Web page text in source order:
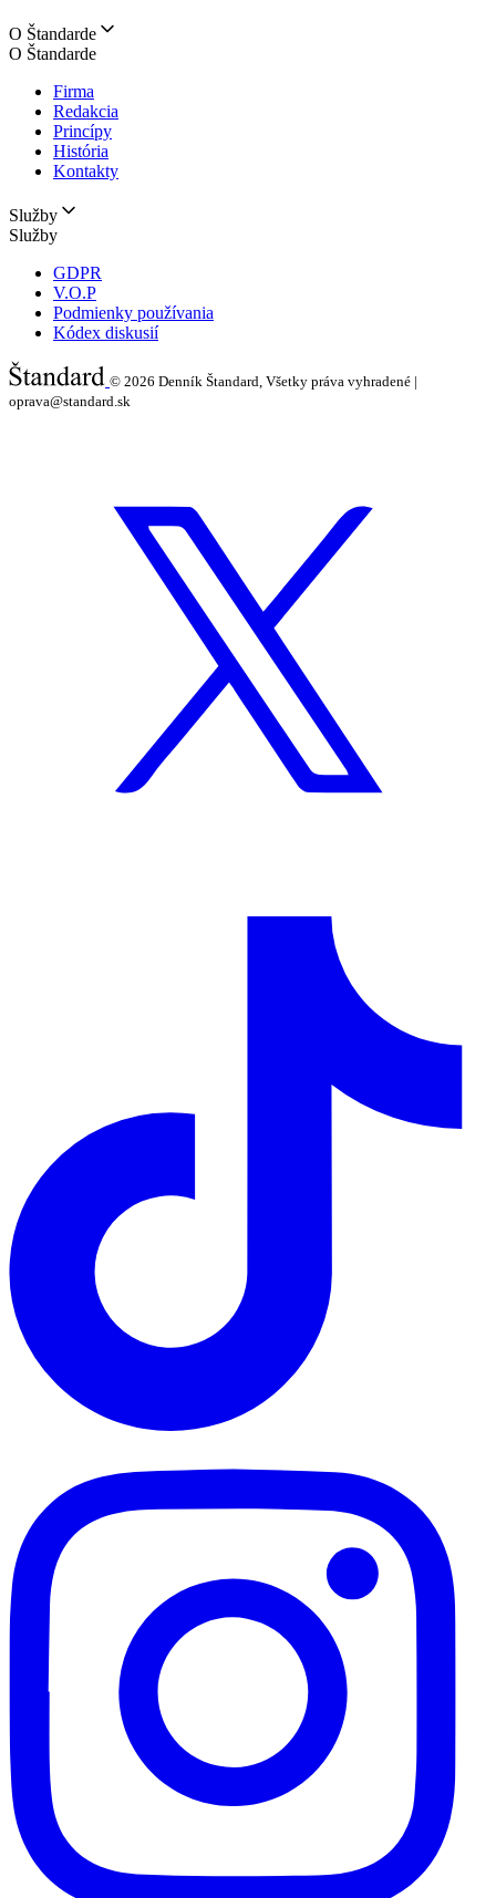
O Štandarde
O Štandarde
Firma
Redakcia
Princípy
História
Kontakty
Služby
Služby
GDPR
V.O.P
Podmienky používania
Kódex diskusií
© 2026 Denník Štandard, Všetky práva vyhradené |
oprava@standard.sk